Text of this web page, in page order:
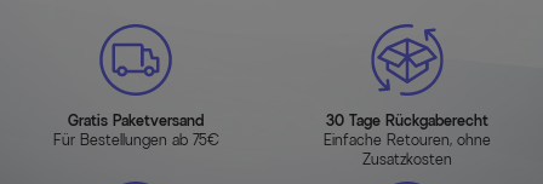
Gratis Paketversand
Für Bestellungen ab 75€
30 Tage Rückgaberecht
Einfache Retouren, ohne
Zusatzkosten